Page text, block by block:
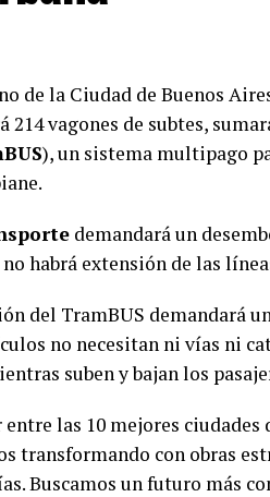
de la Ciudad de Buenos
214 vagones de subtes,
), un sistema multipago
demandará un
habrá extensión de las
del TramBUS demandará
no necesitan ni vías ni
suben y bajan los
entre las 10 mejores
transformando con obras
Buscamos un futuro más